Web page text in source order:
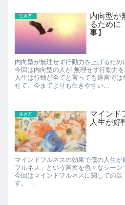
生き方
内向型が
るため
事】
内向型が無理せず行動力を上げるた
今回は内向型の人が 無理せず行動力
人生は行動が全てと言っても過言で
せて、今までよりも生きやすい...
生き方
マインド
人生が好
マインドフルネスの効果で僕の人生
フルネス」という言葉を色々なシーン
今回はマインドフルネスに関しての以
す。 ...